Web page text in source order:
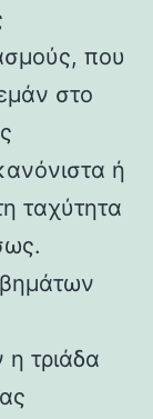
που
στο
ή
ταχύτητα
τριάδα